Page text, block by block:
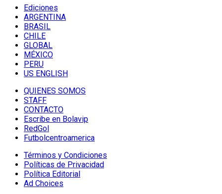
Ediciones
ARGENTINA
BRASIL
CHILE
GLOBAL
MÉXICO
PERU
US ENGLISH
QUIENES SOMOS
STAFF
CONTACTO
Escribe en Bolavip
RedGol
Futbolcentroamerica
Términos y Condiciones
Políticas de Privacidad
Política Editorial
Ad Choices